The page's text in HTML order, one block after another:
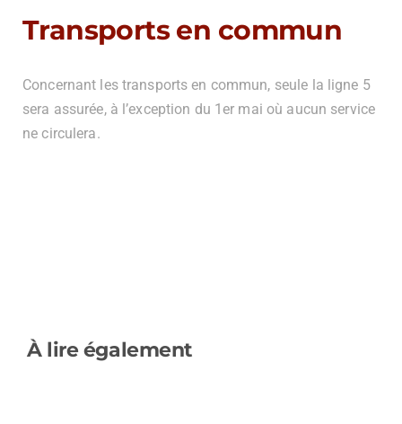
Transports en commun
Concernant les transports en commun, seule la ligne 5
sera assurée, à l’exception du 1er mai où aucun service
ne circulera.
À lire également